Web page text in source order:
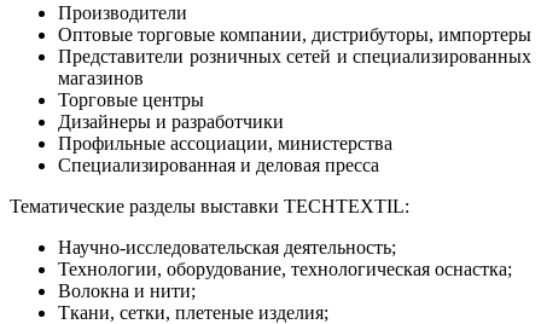
Производители
Оптовые торговые компании, дистрибуторы, импортеры
Представители розничных сетей и специализированных
магазинов
Торговые центры
Дизайнеры и разработчики
Профильные ассоциации, министерства
Специализированная и деловая пресса
Тематические разделы выставки TECHTEXTIL:
Научно-исследовательская деятельность;
Технологии, оборудование, технологическая оснастка;
Волокна и нити;
Ткани, сетки, плетеные изделия;